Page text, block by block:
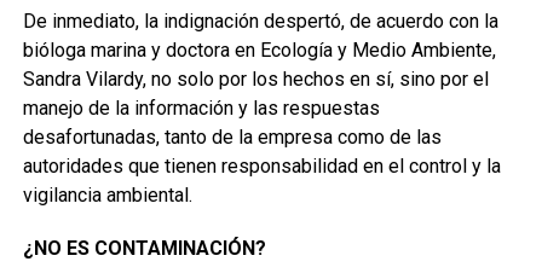
De inmediato, la indignación despertó, de acuerdo con la
bióloga marina y doctora en Ecología y Medio Ambiente,
Sandra Vilardy, no solo por los hechos en sí, sino por el
manejo de la información y las respuestas
desafortunadas, tanto de la empresa como de las
autoridades que tienen responsabilidad en el control y la
vigilancia ambiental.
¿NO ES CONTAMINACIÓN?